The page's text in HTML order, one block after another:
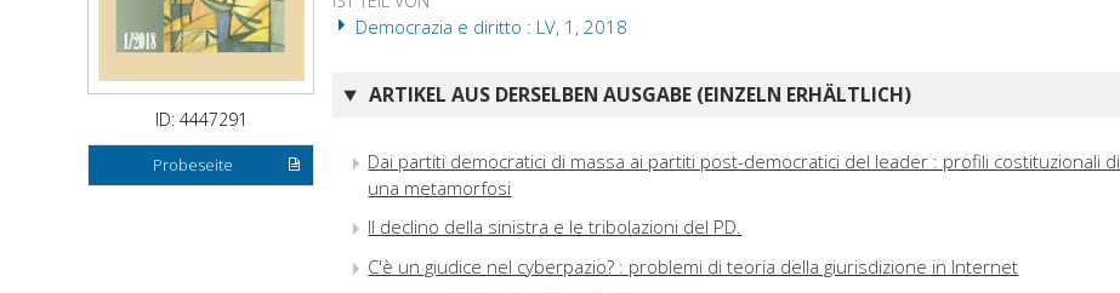
ID: 4447291
Probeseite
Democrazia e diritto : LV, 1, 2018
ARTIKEL AUS DERSELBEN AUSGABE (EINZELN ERHÄLTLICH)
Dai partiti democratici di massa ai partiti post-democratici del leader : profili costituzionali di
una metamorfosi
Il declino della sinistra e le tribolazioni del PD.
C'è un giudice nel cyberpazio? : problemi di teoria della giurisdizione in Internet